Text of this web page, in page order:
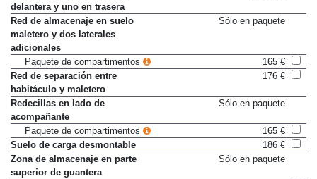
delantera y uno en trasera
Red de almacenaje en suelo
maletero y dos laterales
adicionales
Sólo en paquete
Paquete de compartimentos
165 €
Red de separación entre
habitáculo y maletero
176 €
Redecillas en lado de
acompañante
Sólo en paquete
Paquete de compartimentos
165 €
Suelo de carga desmontable
186 €
Zona de almacenaje en parte
superior de guantera
Sólo en paquete